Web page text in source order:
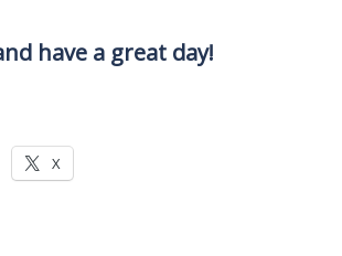
have a great day!
X